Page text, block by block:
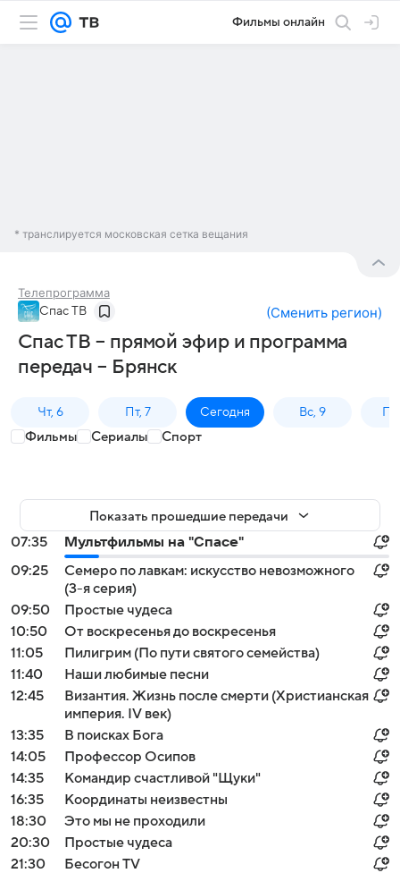
Фильмы онлайн
* транслируется московская сетка вещания
Телепрограмма
Спас ТВ (Сменить регион)
Спас ТВ – прямой эфир и программа
передач – Брянск
Чт, 6 Пт, 7 Сегодня Вс, 9
Фильмы Сериалы Спорт
Показать прошедшие передачи
07:35
Мультфильмы на "Спасе"
09:25
Семеро по лавкам: искусство невозможного
(3-я серия)
09:50
Простые чудеса
10:50
От воскресенья до воскресенья
11:05
Пилигрим (По пути святого семейства)
11:40
Наши любимые песни
12:45
Византия. Жизнь после смерти (Христианская
империя. IV век)
13:35
В поиcках Бoга
14:05
Профессор Осипов
14:35
Командир счастливой "Щуки"
16:35
Координаты неизвестны
18:30
Это мы не проходили
20:30
Простые чудеса
21:30
Бесогон TV